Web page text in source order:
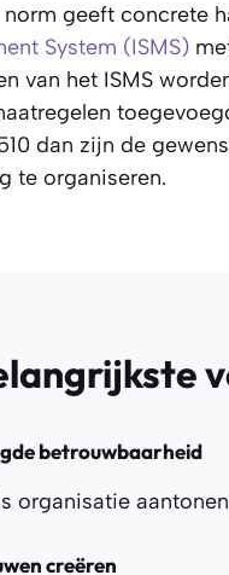
norm geeft concrete
System (ISMS)
van het ISMS
dan zijn de
te organiseren.
betrouwbaarheid
organisatie
creëren